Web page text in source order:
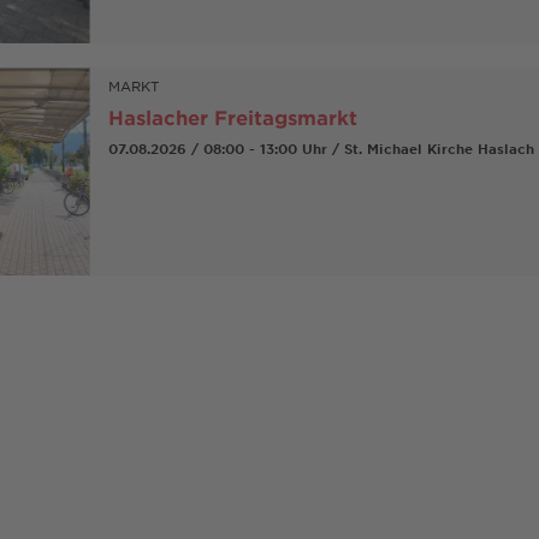
MARKT
Haslacher Freitagsmarkt
07.08.2026 / 08:00 - 13:00 Uhr / St. Michael Kirche Haslach